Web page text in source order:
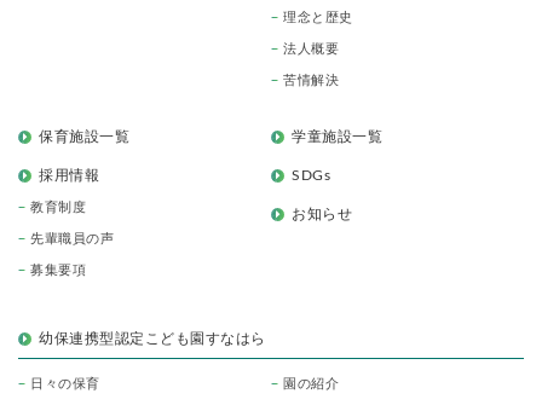
理念と歴史
法人概要
苦情解決
保育施設一覧 学童施設一覧
採用情報
教育制度
先輩職員の声
募集要項
SDGs
お知らせ
幼保連携型認定こども園すなはら
日々の保育 園の紹介